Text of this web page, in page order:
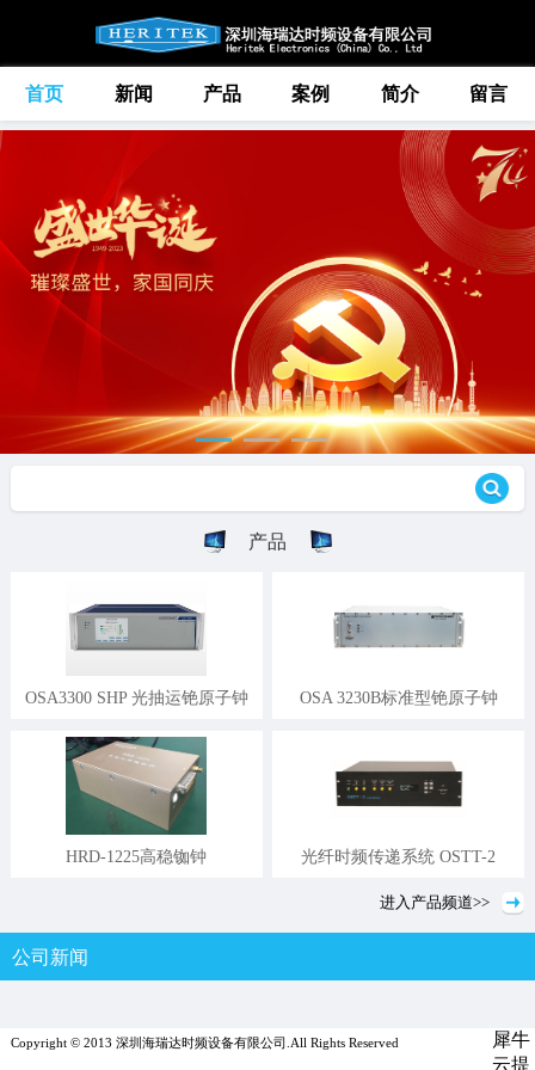
首页 新闻 产品 案例 简介 留言
产品
OSA3300 SHP 光抽运铯原子钟 OSA 3230B标准型铯原子钟
HRD-1225高稳铷钟 光纤时频传递系统 OSTT-2
进入 产品频道>>
公司新闻
Copyright © 2013 深圳海瑞达时频设备有限公司.All Rights Reserved
犀牛
云提